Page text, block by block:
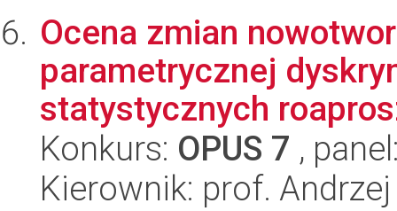
Ocena zmian
parametrycznej
statystycznych
Konkurs: OPUS 7 ,
Kierownik: prof.